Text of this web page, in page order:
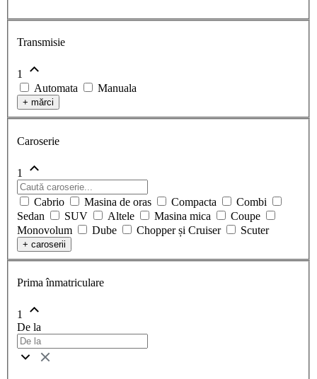
Transmisie
1
Automata
Manuala
+ mărci
Caroserie
1
Cabrio Masina de oras Compacta
Combi
Sedan
SUV Altele Masina mica
Coupe
Monovolum
Dube Chopper și Cruiser Scuter
+ caroserii
Prima înmatriculare
1
De la